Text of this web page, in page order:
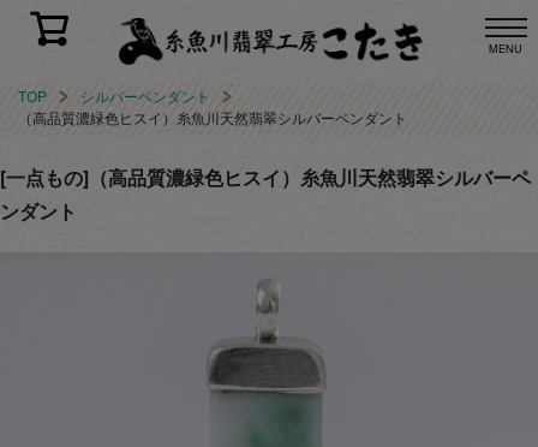
MENU
TOP
シルバーペンダント
（高品質濃緑色ヒスイ）糸魚川天然翡翠シルバーペンダント
[一点もの]（高品質濃緑色ヒスイ）糸魚川天然翡翠シルバーペ
ンダント